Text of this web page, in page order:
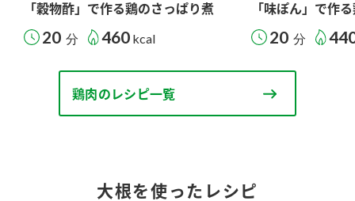
「穀物酢」で作る鶏のさっぱり煮
20 分 460 kcal
「味ぽん」で作
20 分
鶏肉のレシピ一覧
大根を使ったレシピ